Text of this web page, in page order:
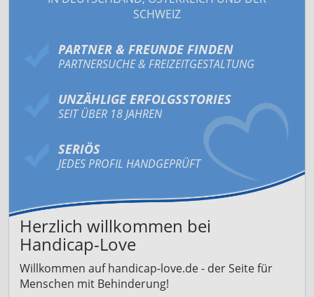
SCHWEIZ
PARTNER & FREUNDE FINDEN
PARTNERSUCHE & FREIZEIT­GESTALTUNG
UNZÄHLIGE ERFOLGSSTORIES
SEIT ÜBER 18 JAHREN
SERIÖS
JEDES PROFIL HANDGEPRÜFT
Herzlich willkommen bei
Handicap-Love
Willkommen auf handicap-love.de - der Seite für
Menschen mit Behinderung!